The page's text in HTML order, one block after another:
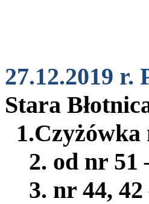
27.12.2019 r.
Stara
2. od nr 51
3. nr 44, 42